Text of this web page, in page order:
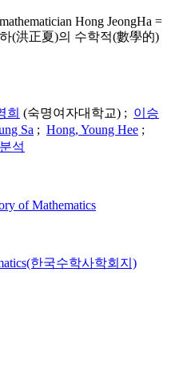
Hong JeongHa =
(洪正夏)의 수학적(數學的)
희 (숙명여자대학교) ; 이승
Sa ; Hong, Young Hee ;
석
of Mathematics
한국수학사학회지)